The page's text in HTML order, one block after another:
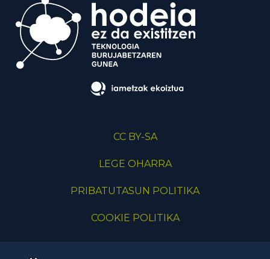
CC BY-SA
LEGE OHARRA
PRIBATUTASUN POLITIKA
COOKIE POLITIKA